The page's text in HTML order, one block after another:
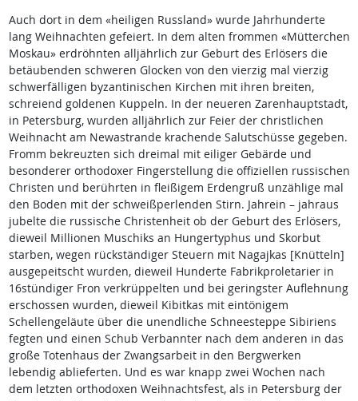
Auch dort in dem «heiligen Russland» wurde Jahrhunderte
lang Weihnachten gefeiert. In dem alten frommen «Mütterchen
Moskau» erdröhnten alljährlich zur Geburt des Erlösers die
betäubenden schweren Glocken von den vierzig mal vierzig
schwerfälligen byzantinischen Kirchen mit ihren breiten,
schreiend goldenen Kuppeln. In der neueren Zarenhauptstadt,
in Petersburg, wurden alljährlich zur Feier der christlichen
Weihnacht am Newastrande krachende Salutschüsse gegeben.
Fromm bekreuzten sich dreimal mit eiliger Gebärde und
besonderer orthodoxer Fingerstellung die offiziellen russischen
Christen und berührten in fleißigem Erdengruß unzählige mal
den Boden mit der schweißperlenden Stirn. Jahrein – jahraus
jubelte die russische Christenheit ob der Geburt des Erlösers,
dieweil Millionen Muschiks an Hungertyphus und Skorbut
starben, wegen rückständiger Steuern mit Nagajkas [Knütteln]
ausgepeitscht wurden, dieweil Hunderte Fabrikproletarier in
16stündiger Fron verkrüppelten und bei geringster Auflehnung
erschossen wurden, dieweil Kibitkas mit eintönigem
Schellengeläute über die unendliche Schneesteppe Sibiriens
fegten und einen Schub Verbannter nach dem anderen in das
große Totenhaus der Zwangsarbeit in den Bergwerken
lebendig ablieferten. Und es war knapp zwei Wochen nach
dem letzten orthodoxen Weihnachtsfest, als in Petersburg der